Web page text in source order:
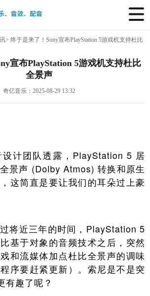
> 终于是来了！Sony宣布PlayStation 5游戏机支持杜比
宣布PlayStation 5游戏机支持杜比
全景声
奇亿音乐：2025-08-29 13:32
计团队透露，PlayStation 5 居
景声 (Dolby Atmos) 转换和原生
这简直是要让我们的耳朵过上豪
将近三年的时间，PlayStation 5
基于对象的音频技术之后，突然
和流媒体加点杜比全景声的调味
序要赶紧更新）。索尼是不是突
有趣了呢？